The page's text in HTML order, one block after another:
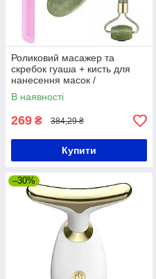
Роликовий масажер та
скребок гуаша + кисть для
нанесення масок /
Нефритовий масажер для
обличчя
В наявності
269 ₴ 384,29 ₴
Купити
–30%